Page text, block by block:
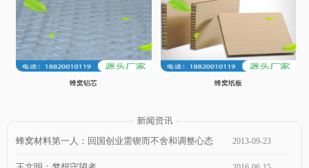
蜂窝铝芯 蜂窝纸板
蜂窝材料第一人：回国创业需锲而不舍和调整心态 2013-09-23